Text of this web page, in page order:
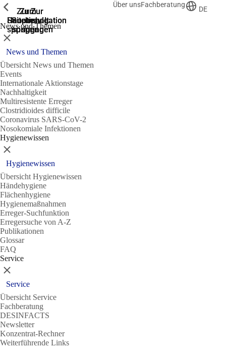
Zur
Suche
springen
Zur
Hauptnavigation
springen
Zur
Hauptnavigation
springen
Zum
Hauptinhalt
springen
Zum
Seitenende
springen
Über unsFachberatung
DE
News und Themen
Zeige vorherige
Schließen
News und Themen
Übersicht News und Themen
Events
Internationale Aktionstage
Nachhaltigkeit
Multiresistente Erreger
Clostridioides difficile
Coronavirus SARS-CoV-2
Nosokomiale Infektionen
Hygienewissen
Zeige vorherige
Schließen
Hygienewissen
Übersicht Hygienewissen
Händehygiene
Flächenhygiene
Hygienemaßnahmen
Erreger-Suchfunktion
Erregersuche von A-Z
Publikationen
Glossar
FAQ
Service
Zeige vorherige
Schließen
Service
Übersicht Service
Fachberatung
DESINFACTS
Newsletter
Konzentrat-Rechner
Weiterführende Links